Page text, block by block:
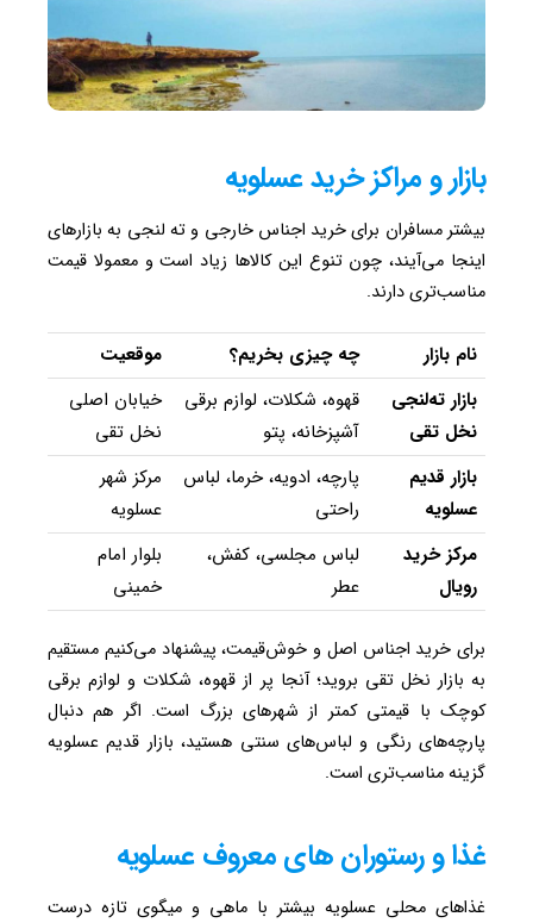
بازار و مراکز خرید عسلویه
بیشتر مسافران برای خرید اجناس خارجی و ته‌ لنجی به بازارهای
اینجا می‌آیند، چون تنوع این کالاها زیاد است و معمولا قیمت
مناسب‌تری دارند.
نام بازار چه چیزی بخریم؟
موقعیت
بازار ته‌لنجی
نخل تقی
قهوه، شکلات، لوازم برقی
آشپزخانه، پتو
خیابان اصلی
نخل تقی
بازار قدیم
عسلویه
پارچه، ادویه، خرما، لباس
راحتی
مرکز شهر
عسلویه
مرکز خرید
رویال
لباس مجلسی، کفش،
عطر
بلوار امام
خمینی
برای خرید اجناس اصل و خوش‌قیمت، پیشنهاد می‌کنیم مستقیم
به بازار نخل تقی بروید؛ آنجا پر از قهوه، شکلات و لوازم برقی
کوچک با قیمتی کمتر از شهرهای بزرگ است. اگر هم دنبال
پارچه‌های رنگی و لباس‌های سنتی هستید، بازار قدیم عسلویه
گزینه مناسب‌تری است.
غذا و رستوران های معروف عسلویه
غذاهای محلی عسلویه بیشتر با ماهی و میگوی تازه درست